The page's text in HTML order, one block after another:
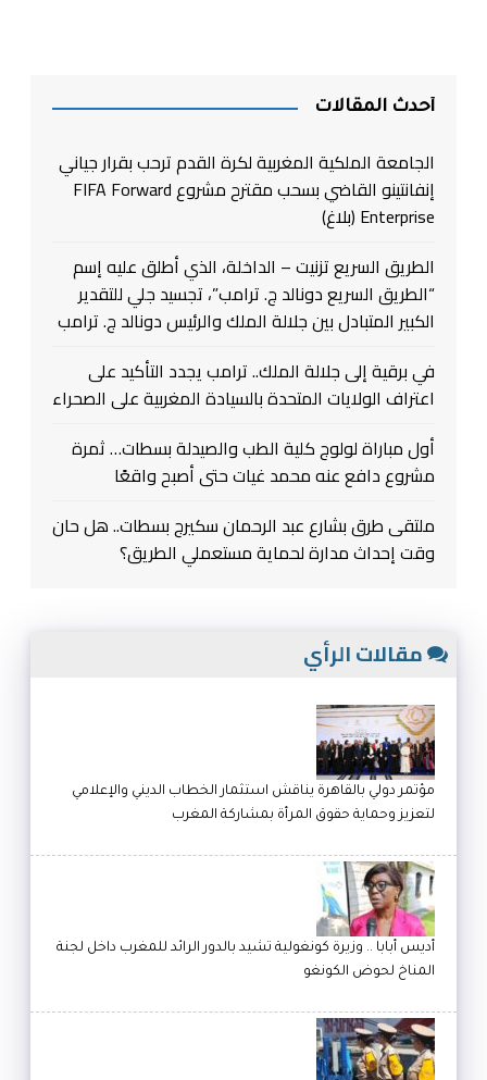
أحدث المقالات
الجامعة الملكية المغربية لكرة القدم ترحب بقرار جياني
إنفانتينو القاضي بسحب مقترح مشروع FIFA Forward
Enterprise (بلاغ)
الطريق السريع تزنيت – الداخلة، الذي أطلق عليه إسم
“الطريق السريع دونالد ج. ترامب”، تجسيد جلي للتقدير
الكبير المتبادل بين جلالة الملك والرئيس دونالد ج. ترامب
في برقية إلى جلالة الملك.. ترامب يجدد التأكيد على
اعتراف الولايات المتحدة بالسيادة المغربية على الصحراء
أول مباراة لولوج كلية الطب والصيدلة بسطات… ثمرة
مشروع دافع عنه محمد غيات حتى أصبح واقعًا
ملتقى طرق بشارع عبد الرحمان سكيرج بسطات.. هل حان
وقت إحداث مدارة لحماية مستعملي الطريق؟
مقالات الرأي
مؤتمر دولي بالقاهرة يناقش استثمار الخطاب الديني والإعلامي
لتعزيز وحماية حقوق المرأة بمشاركة المغرب
أديس أبابا .. وزيرة كونغولية تشيد بالدور الرائد للمغرب داخل لجنة
المناخ لحوض الكونغو